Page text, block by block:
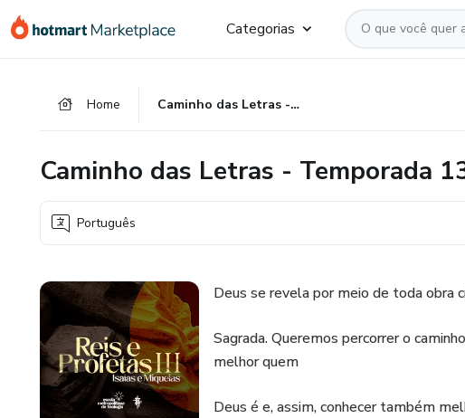
para
para
para
Categorias
Home Caminho das Letras - Temporada 13
Caminho das Letras - Temporada
Português
Deus se revela por meio de toda obra
Sagrada. Queremos percorrer o
melhor quem
Deus é e, assim, conhecer também